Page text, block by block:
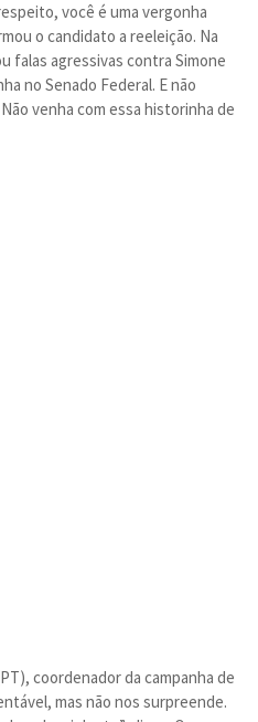
você é uma vergonha
o candidato a reeleição. Na
falas agressivas contra Simone
no Senado Federal. E não
venha com essa historinha de
coordenador da campanha de
mas não nos surpreende.